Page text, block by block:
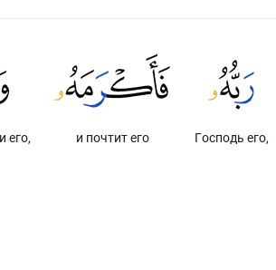
Господь его,
и почтит его
его,